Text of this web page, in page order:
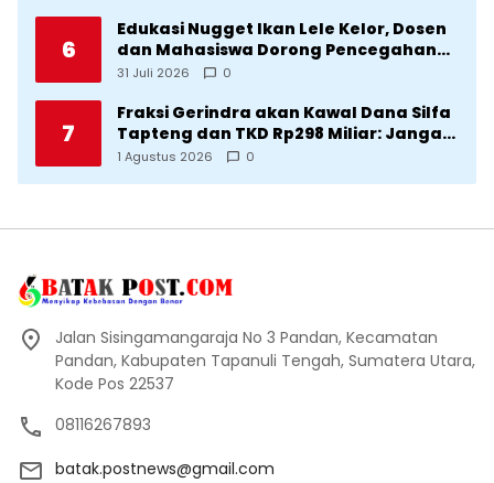
6
Edukasi Nugget Ikan Lele Kelor, Dosen
dan Mahasiswa Dorong Pencegahan
Stunting di Desa Silangkitang
31 Juli 2026 0
7
Fraksi Gerindra akan Kawal Dana Silfa
Tapteng dan TKD Rp298 Miliar: Jangan
Sampai Pekerjaan Pusat dan Provinsi
1 Agustus 2026 0
Jalan Sisingamangaraja No 3 Pandan, Kecamatan
Pandan, Kabupaten Tapanuli Tengah, Sumatera Utara,
Kode Pos 22537
08116267893
batak.postnews@gmail.com